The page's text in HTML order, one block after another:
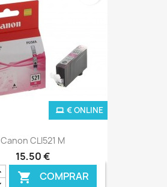
Canon CLI521 M
15,50 €
 COMPRAR
€ ONLINE